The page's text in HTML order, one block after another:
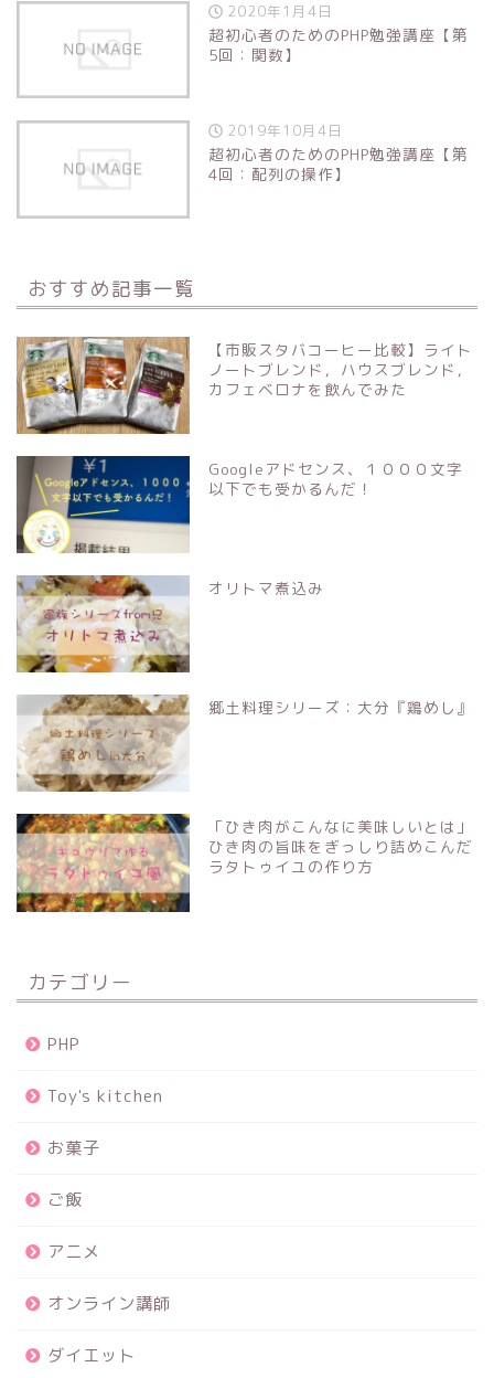
2020年1月4日
超初心者のためのPHP勉強講座【第
5回：関数】
2019年10月4日
超初心者のためのPHP勉強講座【第
4回：配列の操作】
おすすめ記事一覧
【市販スタバコーヒー比較】ライト
ノートブレンド，ハウスブレンド，
カフェベロナを飲んでみた
Googleアドセンス、１０００文字
以下でも受かるんだ！
オリトマ煮込み
郷土料理シリーズ：大分『鶏めし』
「ひき肉がこんなに美味しいとは」
ひき肉の旨味をぎっしり詰めこんだ
ラタトゥイユの作り方
カテゴリー
PHP
Toy's kitchen
お菓子
ご飯
アニメ
オンライン講師
ダイエット